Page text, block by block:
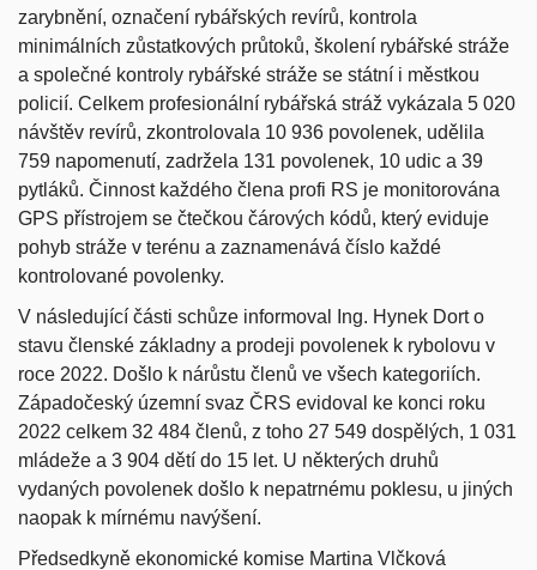
zarybnění, označení rybářských revírů, kontrola
minimálních zůstatkových průtoků, školení rybářské stráže
a společné kontroly rybářské stráže se státní i městkou
policií. Celkem profesionální rybářská stráž vykázala 5 020
návštěv revírů, zkontrolovala 10 936 povolenek, udělila
759 napomenutí, zadržela 131 povolenek, 10 udic a 39
pytláků. Činnost každého člena profi RS je monitorována
GPS přístrojem se čtečkou čárových kódů, který eviduje
pohyb stráže v terénu a zaznamenává číslo každé
kontrolované povolenky.
V následující části schůze informoval Ing. Hynek Dort o
stavu členské základny a prodeji povolenek k rybolovu v
roce 2022. Došlo k nárůstu členů ve všech kategoriích.
Západočeský územní svaz ČRS evidoval ke konci roku
2022 celkem 32 484 členů, z toho 27 549 dospělých, 1 031
mládeže a 3 904 dětí do 15 let. U některých druhů
vydaných povolenek došlo k nepatrnému poklesu, u jiných
naopak k mírnému navýšení.
Předsedkyně ekonomické komise Martina Vlčková